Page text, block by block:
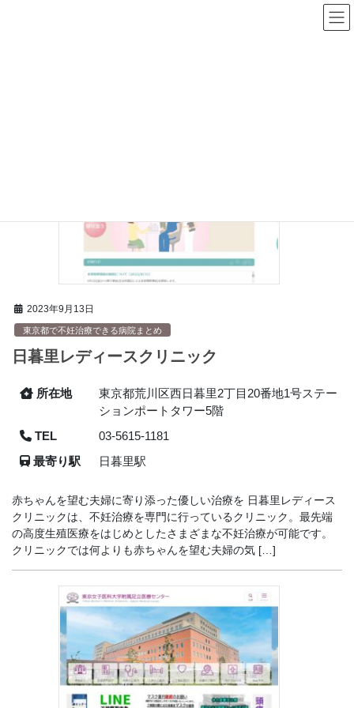
2023年9月13日
東京都で不妊治療できる病院まとめ
日暮里レディースクリニック
所在地
東京都荒川区西日暮里2丁目20番地1号ステー
ションポートタワー5階
TEL
03-5615-1181
最寄り駅
日暮里駅
赤ちゃんを望む夫婦に寄り添った優しい治療を 日暮里レディース
クリニックは、不妊治療を専門に行っているクリニック。最先端
の高度生殖医療をはじめとしたさまざまな不妊治療が可能です。
クリニックでは何よりも赤ちゃんを望む夫婦の気 […]